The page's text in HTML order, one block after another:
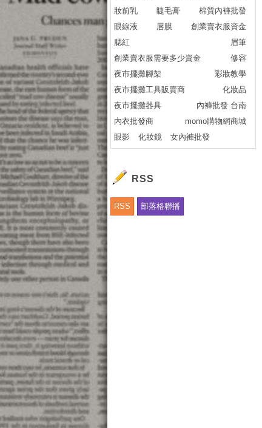
妝前乳
睫毛膏
棉質內褲批發
眼線液
唇膜
創業賣衣服資金
腮紅
眉筆
創業賣衣服需要多少資金
修容
夜市擺攤腳架
彩妝教學
夜市擺攤工具販賣商
化妝品
夜市擺攤器具
內褲批發 台南
內衣批發商
momo購物網商城
眼影
化妝鏡 女內褲批發
RSS
RSS 部落格聯播